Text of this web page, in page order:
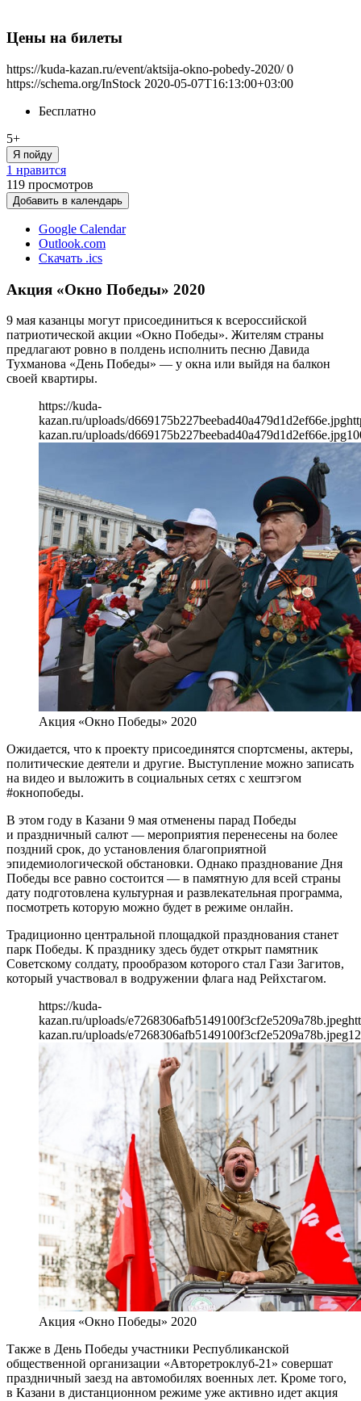
Цены на билеты
https://kuda-kazan.ru/event/aktsija-okno-pobedy-2020/ 0
https://schema.org/InStock 2020-05-07T16:13:00+03:00
Бесплатно
5+
Я пойду
1 нравится
119 просмотров
Добавить в календарь
Google Calendar
Outlook.com
Скачать .ics
Акция «Окно Победы» 2020
9 мая казанцы могут присоединиться к всероссийской
патриотической акции «Окно Победы». Жителям страны
предлагают ровно в полдень исполнить песню Давида
Тухманова «День Победы» — у окна или выйдя на балкон
своей квартиры.
https://kuda-
kazan.ru/uploads/d669175b227beebad40a479d1d2ef66e.jpg
kazan.ru/uploads/d669175b227beebad40a479d1d2ef66e.jpg
Акция «Окно Победы» 2020
Ожидается, что к проекту присоединятся спортсмены, актеры,
политические деятели и другие. Выступление можно записать
на видео и выложить в социальных сетях с хештэгом
#окнопобеды.
В этом году в Казани 9 мая отменены парад Победы
и праздничный салют — мероприятия перенесены на более
поздний срок, до установления благоприятной
эпидемиологической обстановки. Однако празднование Дня
Победы все равно состоится — в памятную для всей страны
дату подготовлена культурная и развлекательная программа,
посмотреть которую можно будет в режиме онлайн.
Традиционно центральной площадкой празднования станет
парк Победы. К празднику здесь будет открыт памятник
Советскому солдату, прообразом которого стал Гази Загитов,
который участвовал в водружении флага над Рейхстагом.
https://kuda-
kazan.ru/uploads/e7268306afb5149100f3cf2e5209a78b.jpeg
kazan.ru/uploads/e7268306afb5149100f3cf2e5209a78b.jpeg
Акция «Окно Победы» 2020
Также в День Победы участники Республиканской
общественной организации «Авторетроклуб-21» совершат
праздничный заезд на автомобилях военных лет. Кроме того,
в Казани в дистанционном режиме уже активно идет акция